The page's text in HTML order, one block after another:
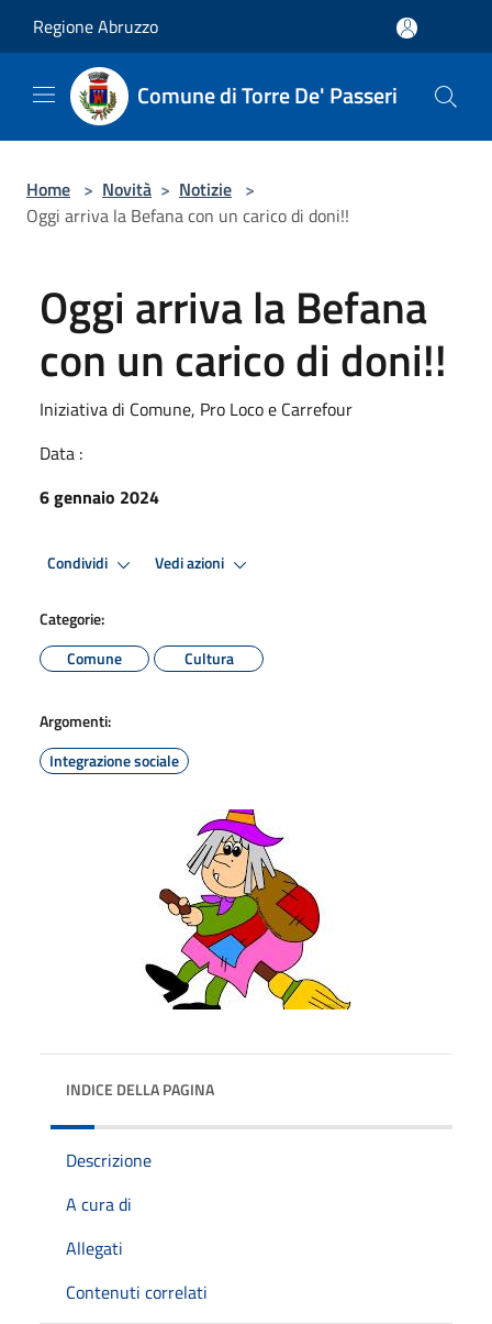
Regione Abruzzo
Comune di Torre De' Passeri
Home > Novità > Notizie >
Oggi arriva la Befana con un carico di doni!!
Oggi arriva la Befana
con un carico di doni!!
Iniziativa di Comune, Pro Loco e Carrefour
Data :
6 gennaio 2024
Condividi Vedi azioni
Categorie:
Comune
Cultura
Argomenti:
Integrazione sociale
INDICE DELLA PAGINA
Descrizione
A cura di
Allegati
Contenuti correlati